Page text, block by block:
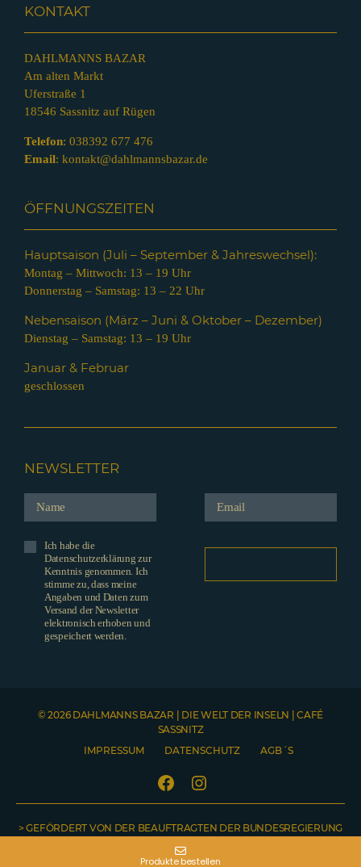
KONTAKT
DAHLMANNS BAZAR
Am alten Markt
Uferstraße 1
18546 Sassnitz auf Rügen
Telefon: 038392 677 476
Email: kontakt@dahlmannsbazar.de
ÖFFNUNGSZEITEN
Hauptsaison (Juli – September & Jahreswechsel):
Montag – Mittwoch: 13 – 19 Uhr
Donnerstag – Samstag: 13 – 22 Uhr
Nebensaison (März – Juni & Oktober – Dezember)
Dienstag – Samstag: 13 – 19 Uhr
Januar & Februar
geschlossen
NEWSLETTER
Ich habe die
Datenschutzerklärung zur
Kenntnis genommen. Ich
stimme zu, dass meine
Angaben und Daten zum
Versand der Newsletter
elektronisch erhoben und
gespeichert werden.
© 2026 DAHLMANNS BAZAR | DIE WELT DER INSELN | CAFÉ
SASSNITZ
IMPRESSUM
DATENSCHUTZ AGB´S
FacebookInstagram
> GEFÖRDERT VON DER BEAUFTRAGTEN DER BUNDESREGIERUNG
FÜR KULTUR UND MEDIEN <
Produkte bestellen